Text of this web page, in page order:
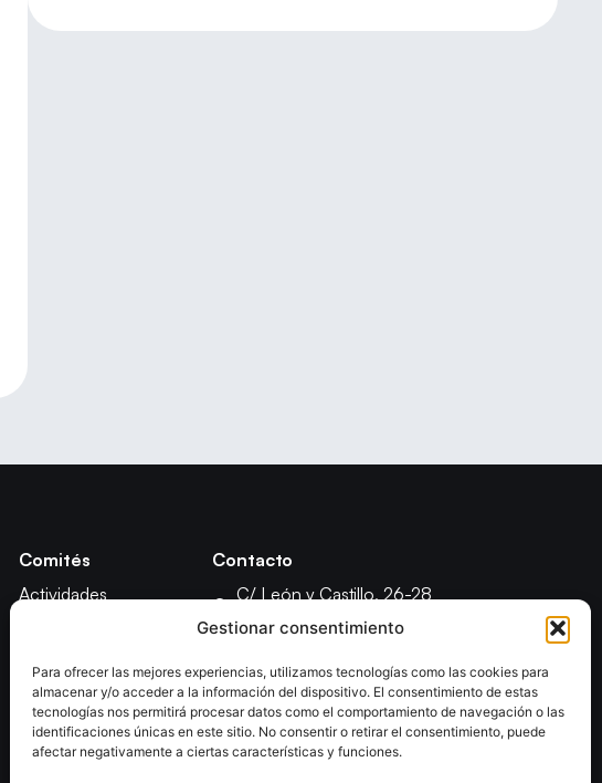
Gestionar consentimiento
Para ofrecer las mejores experiencias, utilizamos tecnologías como las cookies para
almacenar y/o acceder a la información del dispositivo. El consentimiento de estas
tecnologías nos permitirá procesar datos como el comportamiento de navegación o las
identificaciones únicas en este sitio. No consentir o retirar el consentimiento, puede
afectar negativamente a ciertas características y funciones.
Comités
Actividades
Árbitros
Competición
Apelación
Contacto
C/ León y Castillo, 26-28
35003 - Las Palmas de Gran Canaria
formacionfecanbm@gmail.com